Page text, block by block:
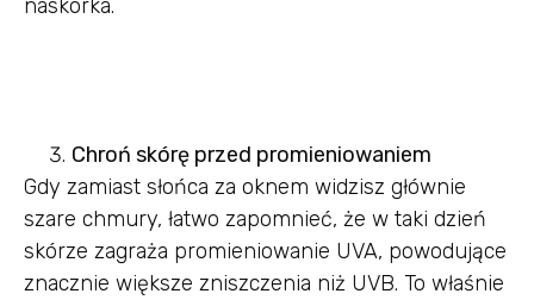
naskórka.
Chroń skórę przed promieniowaniem
Gdy zamiast słońca za oknem widzisz głównie
szare chmury, łatwo zapomnieć, że w taki dzień
skórze zagraża promieniowanie UVA, powodujące
znacznie większe zniszczenia niż UVB. To właśnie